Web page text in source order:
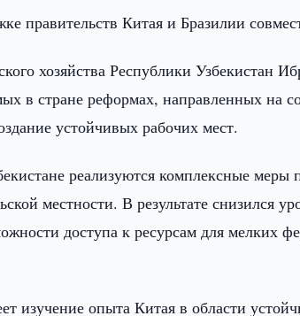
правительств Китая и Бразилии
хозяйства Республики Узбекистан
в стране реформах, направленных на
устойчивых рабочих мест.
реализуются комплексные
местности. В результате снизился
доступа к ресурсам для мелких
изучение опыта Китая в области